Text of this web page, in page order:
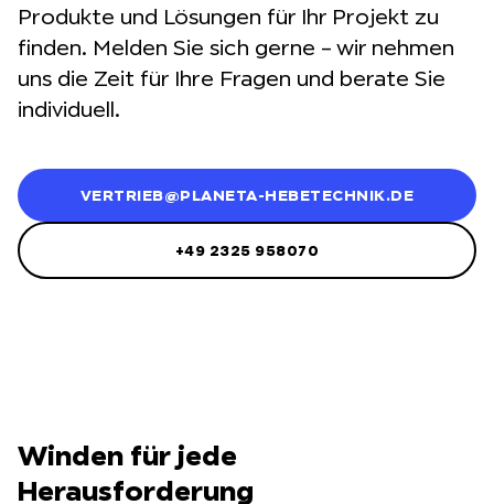
Produkte und Lösungen für Ihr Projekt zu
finden. Melden Sie sich gerne – wir nehmen
uns die Zeit für Ihre Fragen und berate Sie
individuell.
VERTRIEB@PLANETA-HEBETECHNIK.DE
+49 2325 958070
Winden für jede
Herausforderung